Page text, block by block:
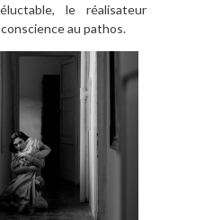
le réalisateur
au pathos.